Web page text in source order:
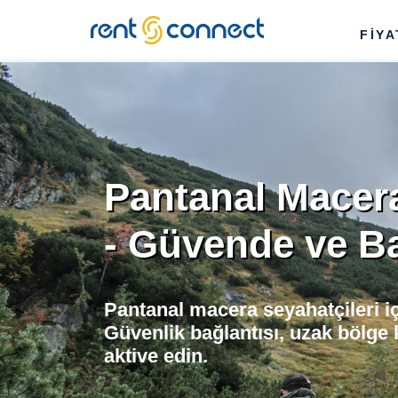
RENT'N
CONNECT
Pantanal
- Güvende ve
Pantanal macera seyahatçileri
Güvenlik bağlantısı, uzak
aktive edin.